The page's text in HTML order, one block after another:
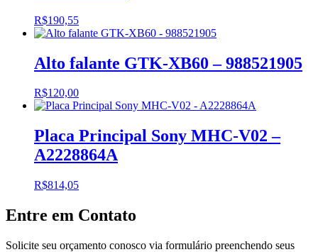
R$190,55
Alto falante GTK-XB60 – 988521905
R$120,00
Placa Principal Sony MHC-V02 –
A2228864A
R$814,05
Entre em Contato
Solicite seu orçamento conosco via formulário preenchendo seus